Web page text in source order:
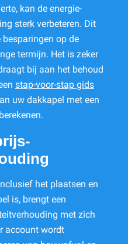
kan de energie-
sterk verbeteren. Dit
op de
termijn. Het is zeker
bij aan het behoud
stap-voor-stap gids
uw dakkapel met een
het plaatsen en
is, brengt een
met zich
account wordt